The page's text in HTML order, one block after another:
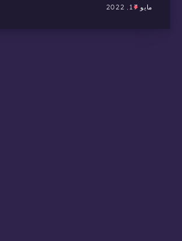
مايو 17, 2022